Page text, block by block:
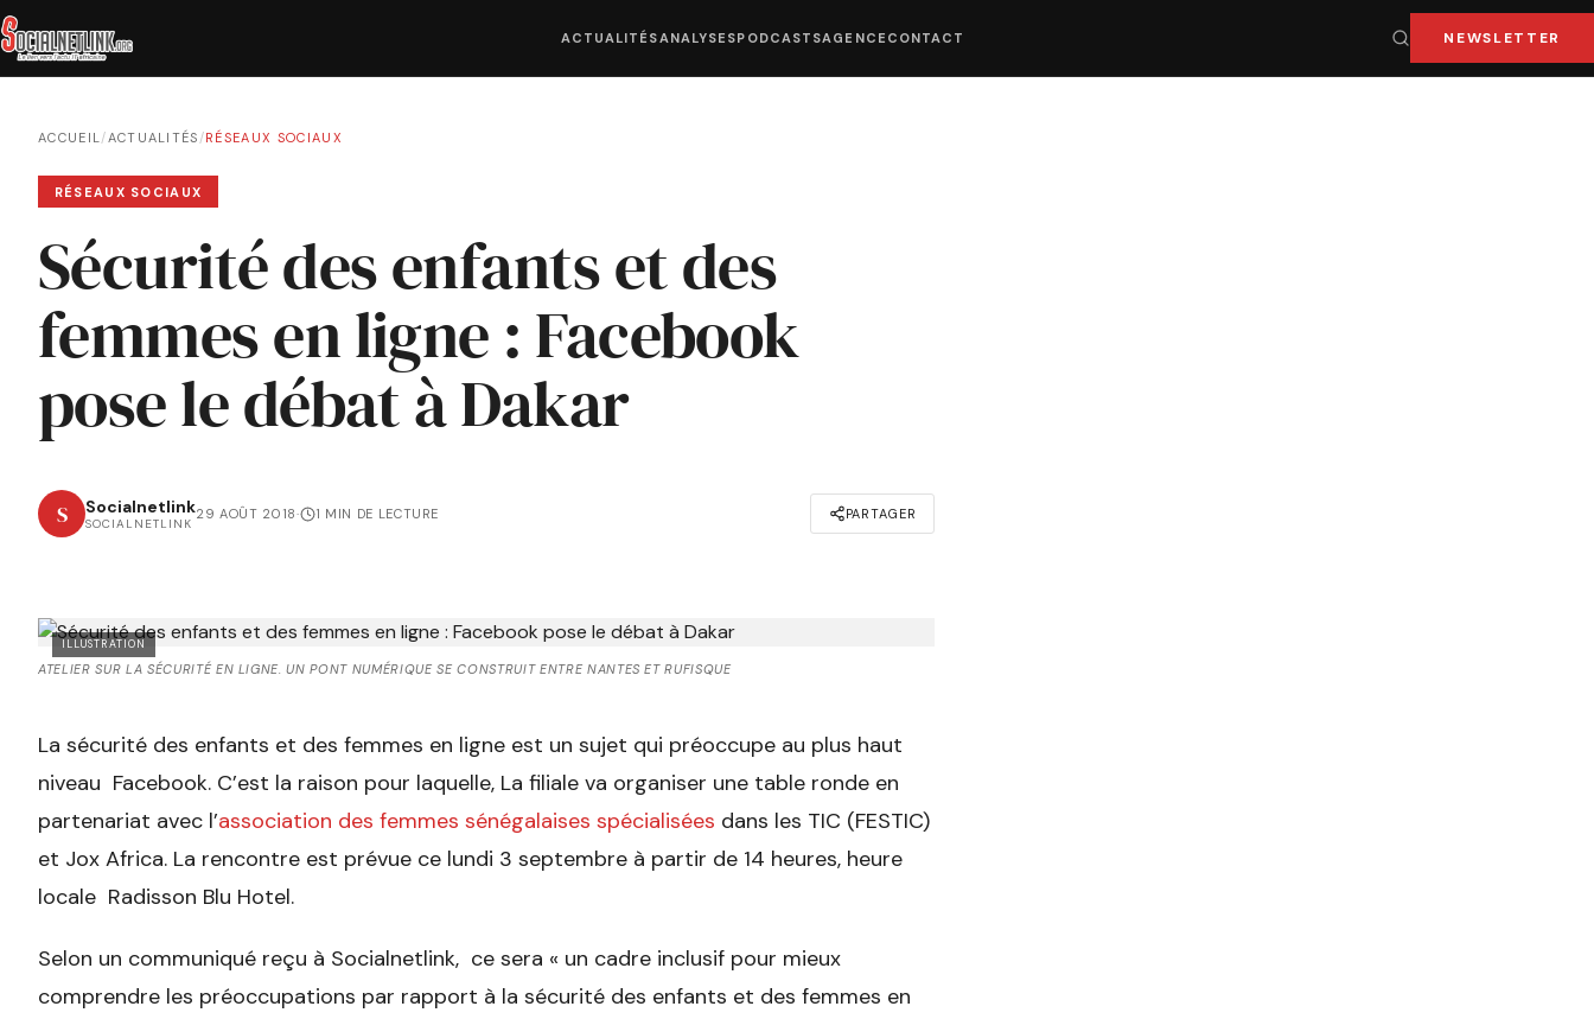
ACTUALITÉSANALYSESPODCASTSAGENCE CONTACT NEWSLETTER
ACCUEIL/ACTUALITÉS /RÉSEAUX SOCIAUX
RÉSEAUX SOCIAUX
Sécurité des enfants et des
femmes en ligne : Facebook
pose le débat à Dakar
S Socialnetlink
SOCIALNETLINK
29 AOÛT 2018· 1 MIN DE LECTURE PARTAGER
ILLUSTRATION
ATELIER SUR LA SÉCURITÉ EN LIGNE. UN PONT NUMÉRIQUE SE CONSTRUIT ENTRE NANTES ET RUFISQUE
La sécurité des enfants et des femmes en ligne est un sujet qui préoccupe au plus haut
niveau Facebook. C’est la raison pour laquelle, La filiale va organiser une table ronde en
partenariat avec l’association des femmes sénégalaises spécialisées dans les TIC (FESTIC)
et Jox Africa. La rencontre est prévue ce lundi 3 septembre à partir de 14 heures, heure
locale Radisson Blu Hotel.
Selon un communiqué reçu à Socialnetlink, ce sera « un cadre inclusif pour mieux
comprendre les préoccupations par rapport à la sécurité des enfants et des femmes en